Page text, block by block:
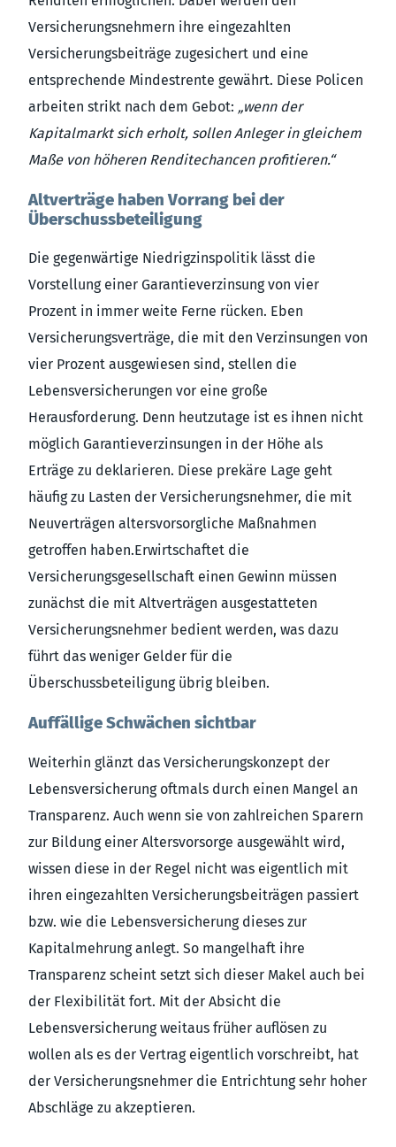
Versicherungsnehmern ihre eingezahlten
Versicherungsbeiträge zugesichert und eine
entsprechende Mindestrente gewährt. Diese Policen
arbeiten strikt nach dem Gebot: „wenn der
Kapitalmarkt sich erholt, sollen Anleger in gleichem
Maße von höheren Renditechancen profitieren.“
Altverträge haben Vorrang bei der
Überschussbeteiligung
Die gegenwärtige Niedrigzinspolitik lässt die
Vorstellung einer Garantieverzinsung von vier
Prozent in immer weite Ferne rücken. Eben
Versicherungsverträge, die mit den Verzinsungen von
vier Prozent ausgewiesen sind, stellen die
Lebensversicherungen vor eine große
Herausforderung. Denn heutzutage ist es ihnen nicht
möglich Garantieverzinsungen in der Höhe als
Erträge zu deklarieren. Diese prekäre Lage geht
häufig zu Lasten der Versicherungsnehmer, die mit
Neuverträgen altersvorsorgliche Maßnahmen
getroffen haben.Erwirtschaftet die
Versicherungsgesellschaft einen Gewinn müssen
zunächst die mit Altverträgen ausgestatteten
Versicherungsnehmer bedient werden, was dazu
führt das weniger Gelder für die
Überschussbeteiligung übrig bleiben.
Auffällige Schwächen sichtbar
Weiterhin glänzt das Versicherungskonzept der
Lebensversicherung oftmals durch einen Mangel an
Transparenz. Auch wenn sie von zahlreichen Sparern
zur Bildung einer Altersvorsorge ausgewählt wird,
wissen diese in der Regel nicht was eigentlich mit
ihren eingezahlten Versicherungsbeiträgen passiert
bzw. wie die Lebensversicherung dieses zur
Kapitalmehrung anlegt. So mangelhaft ihre
Transparenz scheint setzt sich dieser Makel auch bei
der Flexibilität fort. Mit der Absicht die
Lebensversicherung weitaus früher auflösen zu
wollen als es der Vertrag eigentlich vorschreibt, hat
der Versicherungsnehmer die Entrichtung sehr hoher
Abschläge zu akzeptieren.